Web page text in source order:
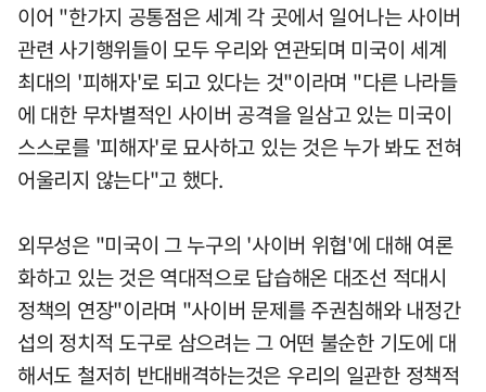
이어 "한가지 공통점은 세계 각 곳에서 일어나는 사이버
관련 사기행위들이 모두 우리와 연관되며 미국이 세계
최대의 '피해자'로 되고 있다는 것"이라며 "다른 나라들
에 대한 무차별적인 사이버 공격을 일삼고 있는 미국이
스스로를 '피해자'로 묘사하고 있는 것은 누가 봐도 전혀
어울리지 않는다"고 했다.
외무성은 "미국이 그 누구의 '사이버 위협'에 대해 여론
화하고 있는 것은 역대적으로 답습해온 대조선 적대시
정책의 연장"이라며 "사이버 문제를 주권침해와 내정간
섭의 정치적 도구로 삼으려는 그 어떤 불순한 기도에 대
해서도 철저히 반대배격하는것은 우리의 일관한 정책적